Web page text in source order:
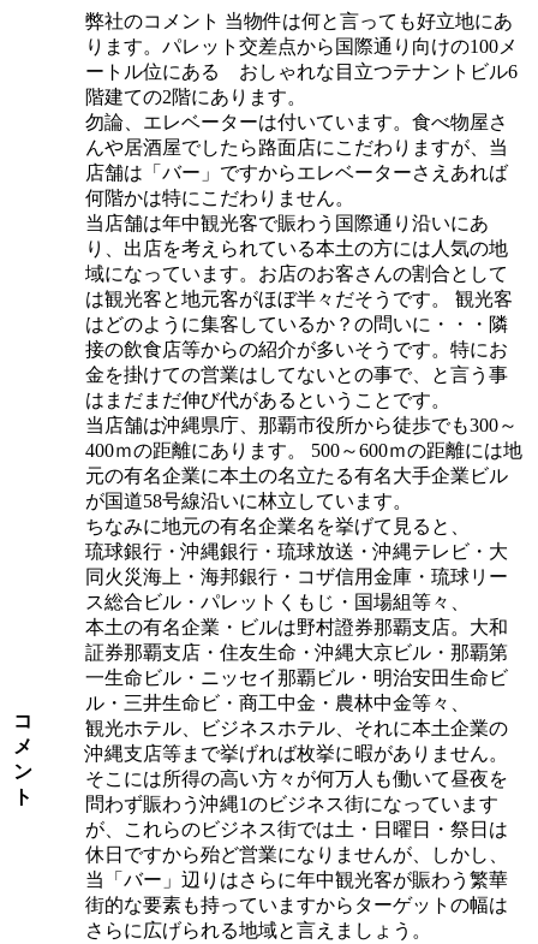
コ
メ
ン
ト
弊社のコメント 当物件は何と言っても好立地にあ
ります。パレット交差点から国際通り向けの100メ
ートル位にある おしゃれな目立つテナントビル6
階建ての2階にあります。
勿論、エレベーターは付いています。食べ物屋さ
んや居酒屋でしたら路面店にこだわりますが、当
店舗は「バー」ですからエレベーターさえあれば
何階かは特にこだわりません。
当店舗は年中観光客で賑わう国際通り沿いにあ
り、出店を考えられている本土の方には人気の地
域になっています。お店のお客さんの割合として
は観光客と地元客がほぼ半々だそうです。 観光客
はどのように集客しているか？の問いに・・・隣
接の飲食店等からの紹介が多いそうです。特にお
金を掛けての営業はしてないとの事で、と言う事
はまだまだ伸び代があるということです。
当店舗は沖縄県庁、那覇市役所から徒歩でも300～
400ｍの距離にあります。 500～600ｍの距離には地
元の有名企業に本土の名立たる有名大手企業ビル
が国道58号線沿いに林立しています。
ちなみに地元の有名企業名を挙げて見ると、
琉球銀行・沖縄銀行・琉球放送・沖縄テレビ・大
同火災海上・海邦銀行・コザ信用金庫・琉球リー
ス総合ビル・パレットくもじ・国場組等々、
本土の有名企業・ビルは野村證券那覇支店。大和
証券那覇支店・住友生命・沖縄大京ビル・那覇第
一生命ビル・ニッセイ那覇ビル・明治安田生命ビ
ル・三井生命ビ・商工中金・農林中金等々、
観光ホテル、ビジネスホテル、それに本土企業の
沖縄支店等まで挙げれば枚挙に暇がありません。
そこには所得の高い方々が何万人も働いて昼夜を
問わず賑わう沖縄1のビジネス街になっています
が、これらのビジネス街では土・日曜日・祭日は
休日ですから殆ど営業になりませんが、しかし、
当「バー」辺りはさらに年中観光客が賑わう繁華
街的な要素も持っていますからターゲットの幅は
さらに広げられる地域と言えましょう。